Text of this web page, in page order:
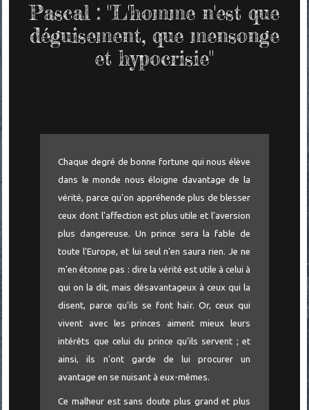
Pascal : "L'homme n'est que
déguisement, que mensonge
et hypocrisie"
Chaque degré de bonne fortune qui nous élève
dans le monde nous éloigne davantage de la
vérité, parce qu'on appréhende plus de blesser
ceux dont l'affection est plus utile et l'aversion
plus dangereuse. Un prince sera la fable de
toute l'Europe, et lui seul n'en saura rien. Je ne
m'en étonne pas : dire la vérité est utile à celui à
qui on la dit, mais désavantageux à ceux qui la
disent, parce qu'ils se font haïr. Or, ceux qui
vivent avec les princes aiment mieux leurs
intérêts que celui du prince qu'ils servent ; et
ainsi, ils n'ont garde de lui procurer un
avantage en se nuisant à eux-mêmes.
Ce malheur est sans doute plus grand et plus